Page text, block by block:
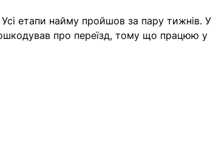
Усі етапи найму пройшов за пару тижнів. У
про переїзд, тому що працюю у